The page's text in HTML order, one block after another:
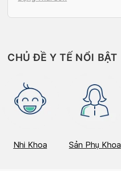
gì? Có những phương pháp […]
CHỦ ĐỀ Y TẾ NỔI BẬT
Nhi Khoa Sản Phụ Khoa